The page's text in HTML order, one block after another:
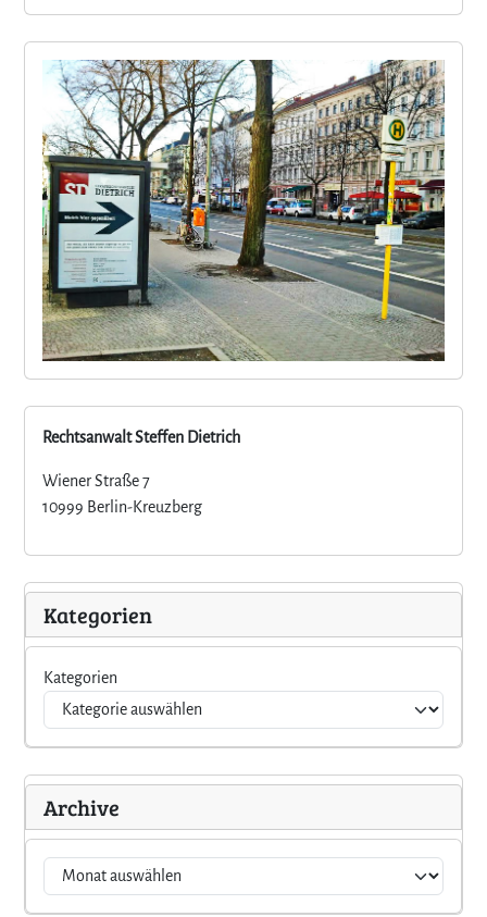
Rechtsanwalt Steffen Dietrich
Wiener Straße 7
10999 Berlin-Kreuzberg
Kategorien
Kategorien
Archive
r